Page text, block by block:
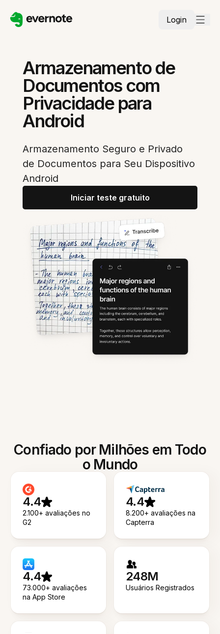
Login
Armazenamento de
Documentos com
Privacidade para
Android
Armazenamento Seguro e Privado
de Documentos para Seu Dispositivo
Android
Iniciar teste gratuito
Confiado por Milhões em Todo
o Mundo
4.4
2.100+ avaliações no
G2
4.4
8.200+ avaliações na
Capterra
4.4
73.000+ avaliações
na App Store
248M
Usuários Registrados